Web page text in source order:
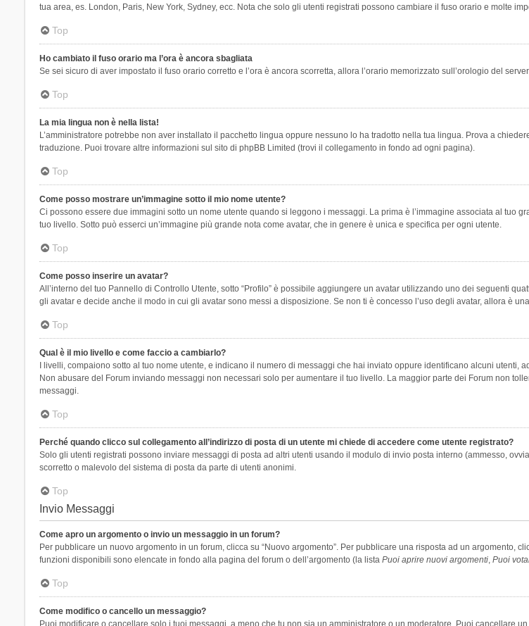
tua area, es. London, Paris, New York, Sydney, ecc. Nota che solo gli utenti registrati possono cambiare il fuso orario e molte
Top
Ho cambiato il fuso orario ma l’ora è ancora sbagliata
Se sei sicuro di aver impostato il fuso orario corretto e l’ora è ancora scorretta, allora l’orario memorizzato sull’orologio del
Top
La mia lingua non è nella lista!
L’amministratore potrebbe non aver installato il pacchetto lingua oppure nessuno lo ha tradotto nella tua lingua. Prova a
traduzione. Puoi trovare altre informazioni sul sito di phpBB Limited (trovi il collegamento in fondo ad ogni pagina).
Top
Come posso mostrare un’immagine sotto il mio nome utente?
Ci possono essere due immagini sotto un nome utente quando si leggono i messaggi. La prima è l’immagine associata al tuo
tuo livello. Sotto può esserci un’immagine più grande nota come avatar, che in genere è unica e specifica per ogni utente.
Top
Come posso inserire un avatar?
All’interno del tuo Pannello di Controllo Utente, sotto “Profilo” è possibile aggiungere un avatar utilizzando uno dei seguenti
gli avatar e decide anche il modo in cui gli avatar sono messi a disposizione. Se non ti è concesso l’uso degli avatar, allora è
Top
Qual è il mio livello e come faccio a cambiarlo?
I livelli, compaiono sotto al tuo nome utente, e indicano il numero di messaggi che hai inviato oppure identificano alcuni
Non abusare del Forum inviando messaggi non necessari solo per aumentare il tuo livello. La maggior parte dei Forum non
messaggi.
Top
Perché quando clicco sul collegamento all’indirizzo di posta di un utente mi chiede di accedere come utente registrato?
Solo gli utenti registrati possono inviare messaggi di posta ad altri utenti usando il modulo di invio posta interno (ammesso,
scorretto o malevolo del sistema di posta da parte di utenti anonimi.
Top
Invio Messaggi
Come apro un argomento o invio un messaggio in un forum?
Per pubblicare un nuovo argomento in un forum, clicca su “Nuovo argomento”. Per pubblicare una risposta ad un argomento,
funzioni disponibili sono elencate in fondo alla pagina del forum o dell’argomento (la lista Puoi aprire nuovi argomenti, Puoi
Top
Come modifico o cancello un messaggio?
Puoi modificare o cancellare solo i tuoi messaggi, a meno che tu non sia un amministratore o un moderatore. Puoi cancellare